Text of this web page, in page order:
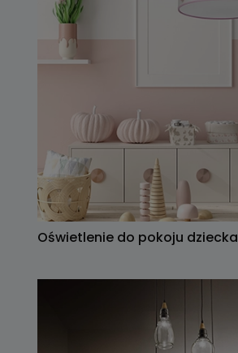
Oświetlenie do pokoju dziecka